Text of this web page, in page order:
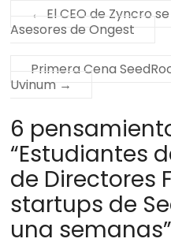
←
El CEO de Zyncro
Asesores de Ongest
Primera Cena
Uvinum →
6
“Estudiantes
de Directores
startups de
una semanas”